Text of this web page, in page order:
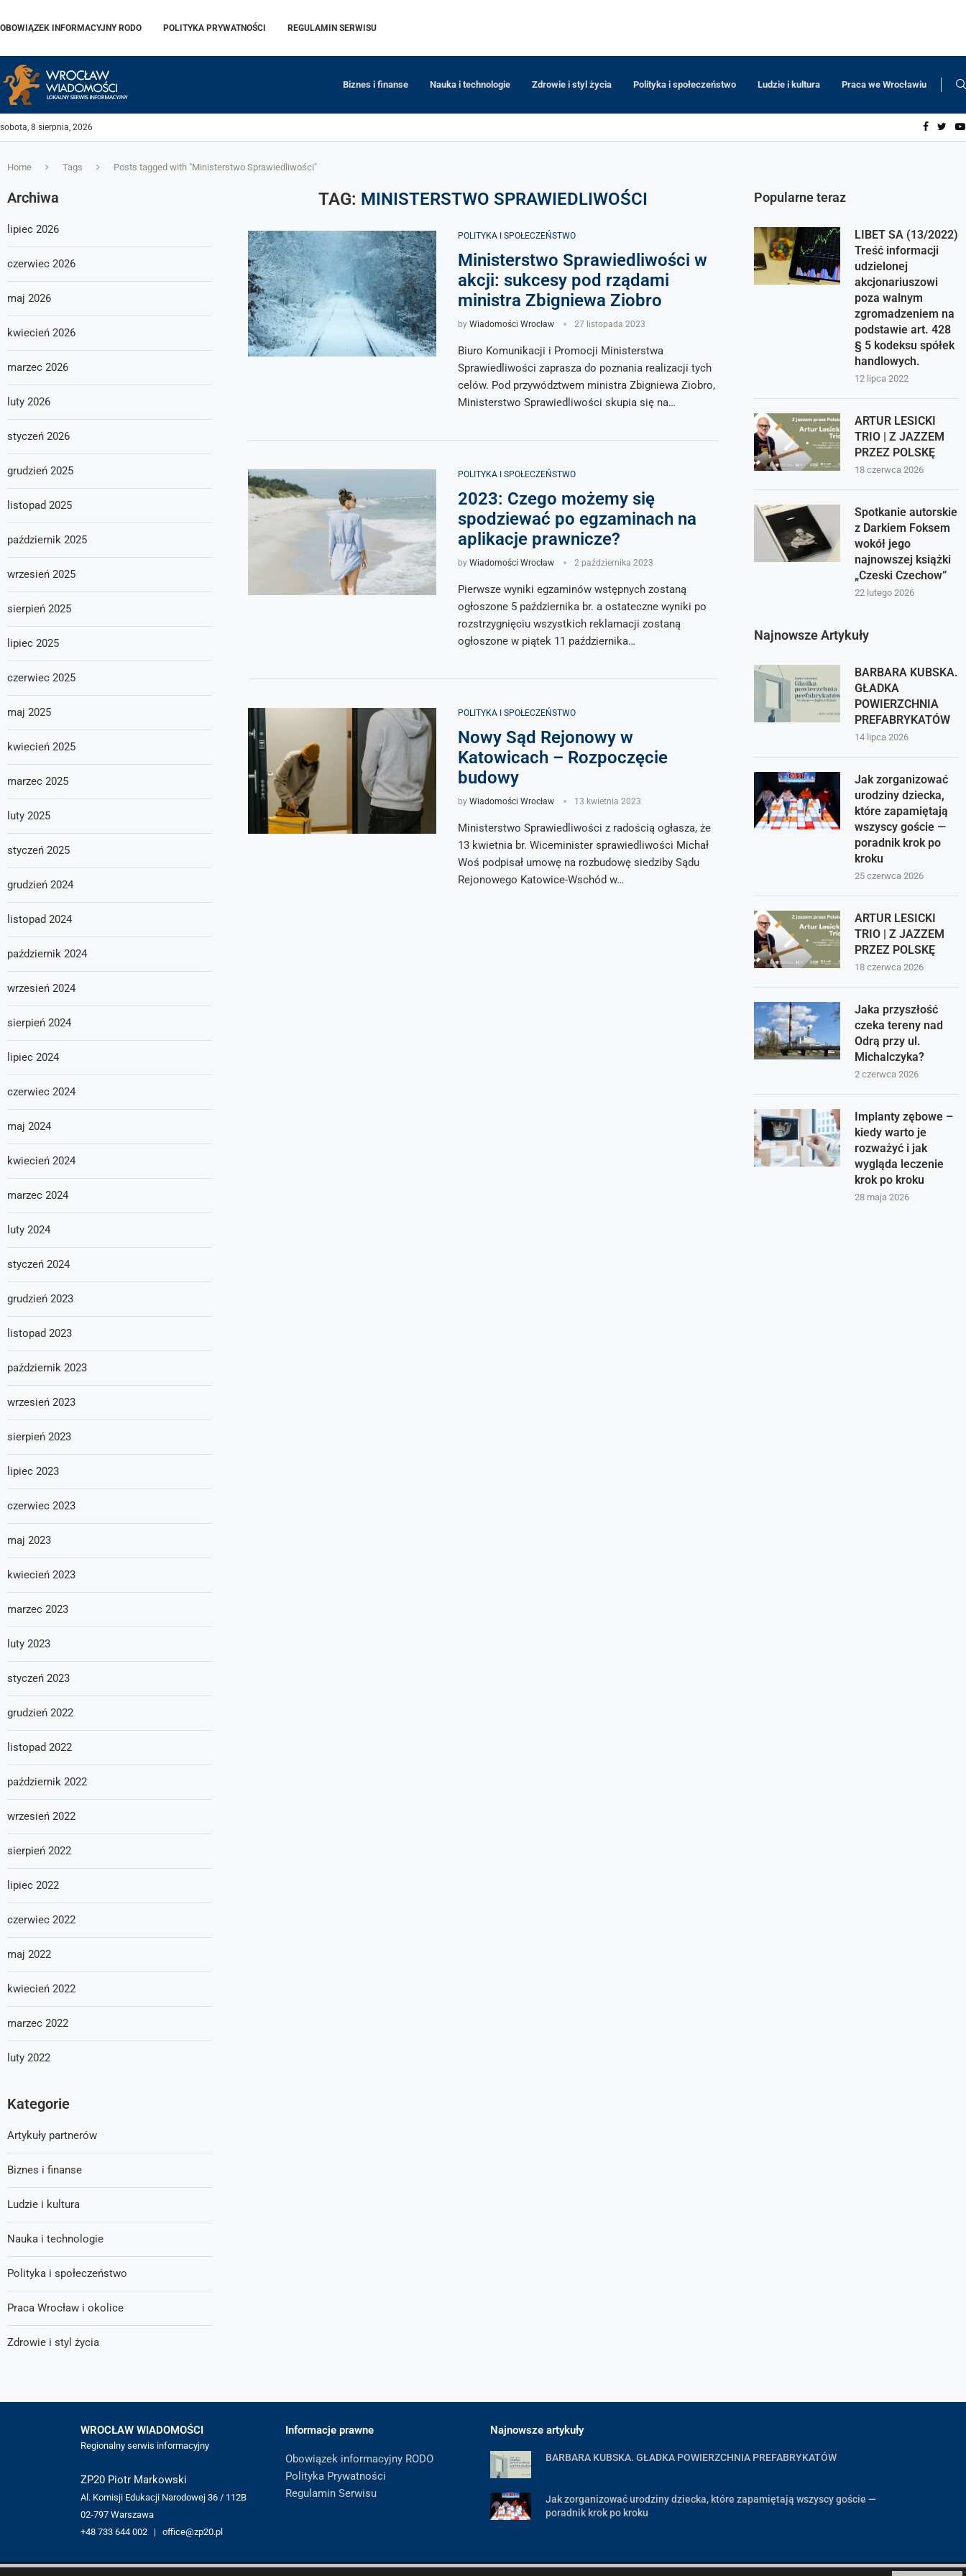
OBOWIĄZEK INFORMACYJNY RODO POLITYKA PRYWATNOŚCI REGULAMIN SERWISU
Biznes i finanse Nauka i technologie Zdrowie i styl życia Polityka i społeczeństwo Ludzie i kultura Praca we Wrocławiu
sobota, 8 sierpnia, 2026
Home Tags Posts tagged with "Ministerstwo Sprawiedliwości"
TAG: MINISTERSTWO SPRAWIEDLIWOŚCI
POLITYKA I SPOŁECZEŃSTWO
Ministerstwo Sprawiedliwości w
akcji: sukcesy pod rządami
ministra Zbigniewa Ziobro
by Wiadomości Wrocław 27 listopada 2023
Biuro Komunikacji i Promocji Ministerstwa
Sprawiedliwości zaprasza do poznania realizacji tych
celów. Pod przywództwem ministra Zbigniewa Ziobro,
Ministerstwo Sprawiedliwości skupia się na…
POLITYKA I SPOŁECZEŃSTWO
2023: Czego możemy się
spodziewać po egzaminach na
aplikacje prawnicze?
by Wiadomości Wrocław 2 października 2023
Pierwsze wyniki egzaminów wstępnych zostaną
ogłoszone 5 października br. a ostateczne wyniki po
rozstrzygnięciu wszystkich reklamacji zostaną
ogłoszone w piątek 11 października…
POLITYKA I SPOŁECZEŃSTWO
Nowy Sąd Rejonowy w
Katowicach – Rozpoczęcie
budowy
by Wiadomości Wrocław 13 kwietnia 2023
Ministerstwo Sprawiedliwości z radością ogłasza, że
13 kwietnia br. Wiceminister sprawiedliwości Michał
Woś podpisał umowę na rozbudowę siedziby Sądu
Rejonowego Katowice-Wschód w…
Popularne teraz
LIBET SA (13/2022)
Treść informacji
udzielonej
akcjonariuszowi
poza walnym
zgromadzeniem na
podstawie art. 428
§ 5 kodeksu spółek
handlowych.
12 lipca 2022
ARTUR LESICKI
TRIO | Z JAZZEM
PRZEZ POLSKĘ
18 czerwca 2026
Spotkanie autorskie
z Darkiem Foksem
wokół jego
najnowszej książki
„Czeski Czechow”
22 lutego 2026
Najnowsze Artykuły
BARBARA KUBSKA.
GŁADKA
POWIERZCHNIA
PREFABRYKATÓW
14 lipca 2026
Jak zorganizować
urodziny dziecka,
które zapamiętają
wszyscy goście —
poradnik krok po
kroku
25 czerwca 2026
ARTUR LESICKI
TRIO | Z JAZZEM
PRZEZ POLSKĘ
18 czerwca 2026
Jaka przyszłość
czeka tereny nad
Odrą przy ul.
Michalczyka?
2 czerwca 2026
Implanty zębowe –
kiedy warto je
rozważyć i jak
wygląda leczenie
krok po kroku
28 maja 2026
Archiwa
lipiec 2026
czerwiec 2026
maj 2026
kwiecień 2026
marzec 2026
luty 2026
styczeń 2026
grudzień 2025
listopad 2025
październik 2025
wrzesień 2025
sierpień 2025
lipiec 2025
czerwiec 2025
maj 2025
kwiecień 2025
marzec 2025
luty 2025
styczeń 2025
grudzień 2024
listopad 2024
październik 2024
wrzesień 2024
sierpień 2024
lipiec 2024
czerwiec 2024
maj 2024
kwiecień 2024
marzec 2024
luty 2024
styczeń 2024
grudzień 2023
listopad 2023
październik 2023
wrzesień 2023
sierpień 2023
lipiec 2023
czerwiec 2023
maj 2023
kwiecień 2023
marzec 2023
luty 2023
styczeń 2023
grudzień 2022
listopad 2022
październik 2022
wrzesień 2022
sierpień 2022
lipiec 2022
czerwiec 2022
maj 2022
kwiecień 2022
marzec 2022
luty 2022
Kategorie
Artykuły partnerów
Biznes i finanse
Ludzie i kultura
Nauka i technologie
Polityka i społeczeństwo
Praca Wrocław i okolice
Zdrowie i styl życia
WROCŁAW WIADOMOŚCI
Regionalny serwis informacyjny
ZP20 Piotr Markowski
Al. Komisji Edukacji Narodowej 36 / 112B
02-797 Warszawa
+48 733 644 002 | office@zp20.pl
Informacje prawne
Obowiązek informacyjny RODO
Polityka Prywatności
Regulamin Serwisu
Najnowsze artykuły
BARBARA KUBSKA. GŁADKA POWIERZCHNIA PREFABRYKATÓW
Jak zorganizować urodziny dziecka, które zapamiętają wszyscy goście —
poradnik krok po kroku